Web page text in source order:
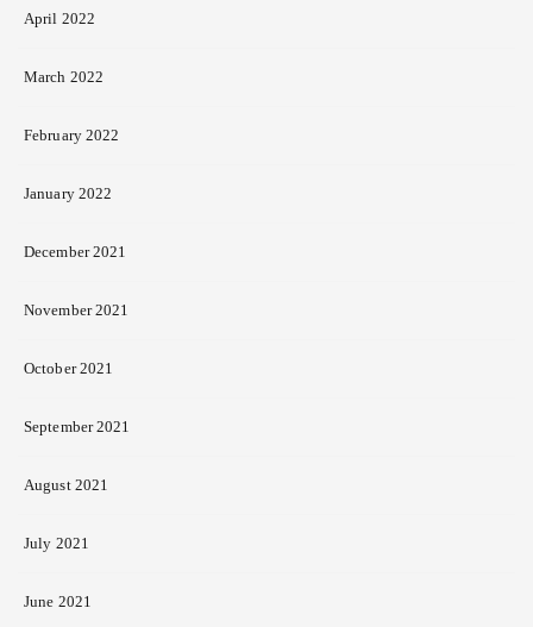
April 2022
March 2022
February 2022
January 2022
December 2021
November 2021
October 2021
September 2021
August 2021
July 2021
June 2021